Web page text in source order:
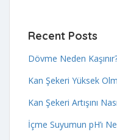
Recent Posts
Dövme Neden
Kan Şekeri Yüksek
Kan Şekeri Artışını
İçme Suyumun pH’ı